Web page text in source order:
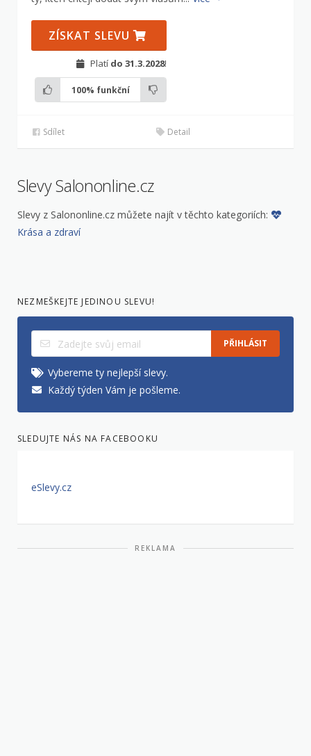
ZÍSKAT SLEVU
Platí do 31.3.2028!
100% funkční
Sdílet Detail
Slevy Salononline.cz
Slevy z Salononline.cz můžete najít v těchto kategoriích:
Krása a zdraví
NEZMEŠKEJTE JEDINOU SLEVU!
PŘIHLÁSIT
Vybereme ty nejlepší slevy.
Každý týden Vám je pošleme.
SLEDUJTE NÁS NA FACEBOOKU
eSlevy.cz
REKLAMA